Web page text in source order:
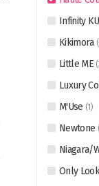
Infinity
Kikimora (
Little ME (
Luxury
M'Use (1 )
Newtone (
Niagara/
Only